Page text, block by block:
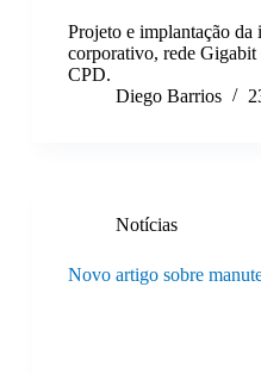
Projeto e implantação
corporativo, rede Gigabit
CPD.
Diego Barrios
Notícias
Novo artigo sobre